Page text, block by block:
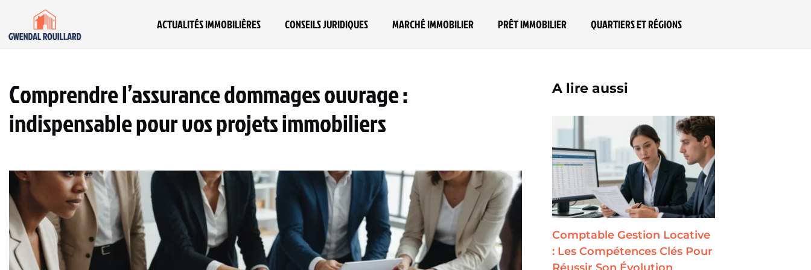
ACTUALITÉS IMMOBILIÈRES CONSEILS JURIDIQUES MARCHÉ IMMOBILIER PRÊT IMMOBILIER QUARTIERS ET RÉGIONS
Comprendre l’assurance dommages ouvrage :
indispensable pour vos projets immobiliers
A lire aussi
Comptable Gestion Locative
: Les Compétences Clés Pour